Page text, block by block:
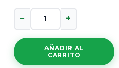
Gotas
Diente
De
Leon
cantidad
− +
AÑADIR AL
CARRITO